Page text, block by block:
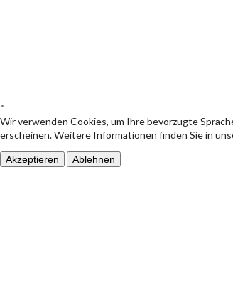
*
Wir verwenden Cookies, um Ihre bevorzugte
erscheinen. Weitere Informationen finden Sie in
Akzeptieren Ablehnen